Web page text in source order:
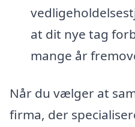
at dit nye tag
mange år
Når du vælger at
firma, der